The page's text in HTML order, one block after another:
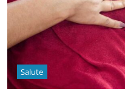
Salute